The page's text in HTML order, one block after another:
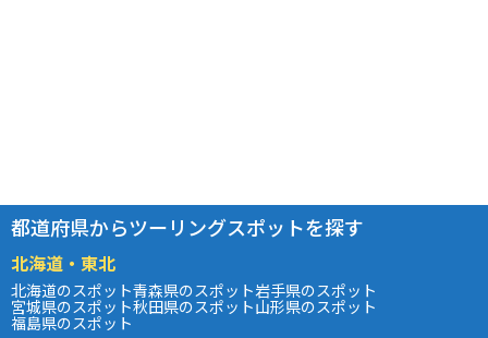
都道府県からツーリングスポットを探す
北海道・東北
北海道のスポット青森県のスポット岩手県のスポット
宮城県のスポット秋田県のスポット山形県のスポット
福島県のスポット